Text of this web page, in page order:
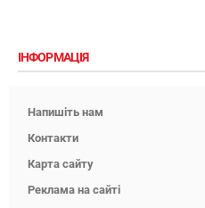
ІНФОРМАЦІЯ
Напишіть нам
Контакти
Карта сайту
Реклама на сайті